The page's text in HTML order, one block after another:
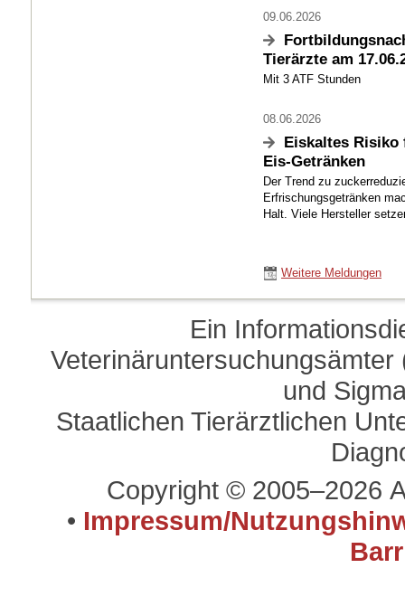
09.06.2026
Tierärzte am
Mit 3 ATF Stunden
08.06.2026
Eiskaltes
Eis-Getränken
Der Trend zu
Erfrischungsgetränken
Halt. Viele Hersteller
Weitere Meldungen
Ein
und
Staatlichen Tierärztlichen
Copyright © 2005–2026
• Impressum/